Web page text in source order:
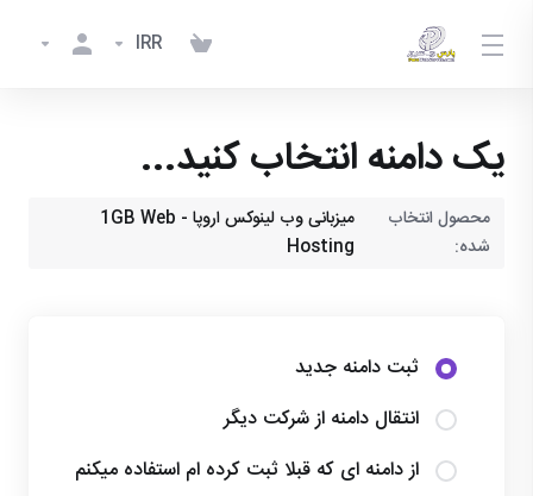
IRR
یک دامنه انتخاب کنید...
محصول انتخاب
شده:
میزبانی وب لینوکس اروپا - 1GB Web
Hosting
ثبت دامنه جدید
انتقال دامنه از شرکت دیگر
از دامنه ای که قبلا ثبت کرده ام استفاده میکنم